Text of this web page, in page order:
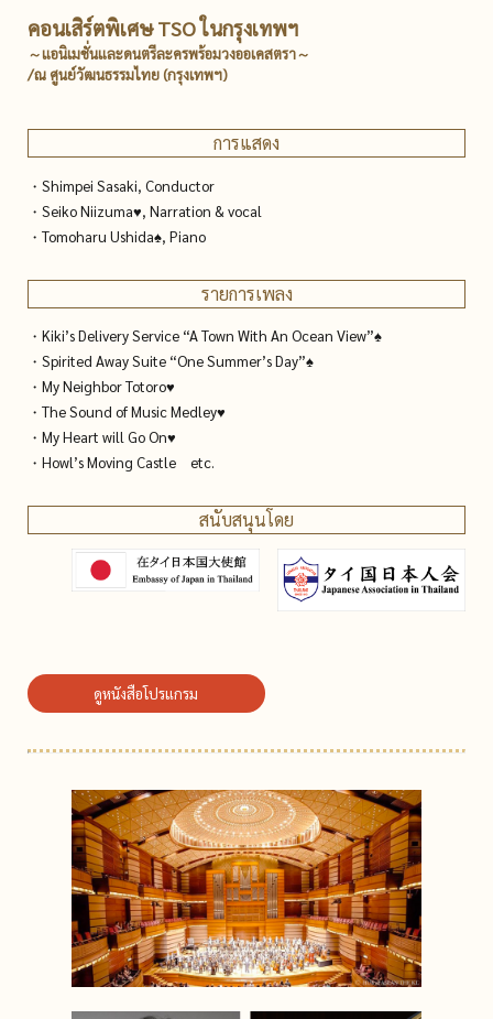
คอนเสิร์ตพิเศษ TSO ในกรุงเทพฯ
～แอนิเมชั่นและดนตรีละครพร้อมวงออเคสตรา～
/ณ ศูนย์วัฒนธรรมไทย (กรุงเทพฯ)
การแสดง
・Shimpei Sasaki, Conductor
・Seiko Niizuma♥, Narration & vocal
・Tomoharu Ushida♠, Piano
รายการเพลง
・Kiki’s Delivery Service “A Town With An Ocean View”♠
・Spirited Away Suite “One Summer’s Day”♠
・My Neighbor Totoro♥
・The Sound of Music Medley♥
・My Heart will Go On♥
・Howl’s Moving Castle etc.
สนับสนุนโดย
ดูหนังสือโปรแกรม